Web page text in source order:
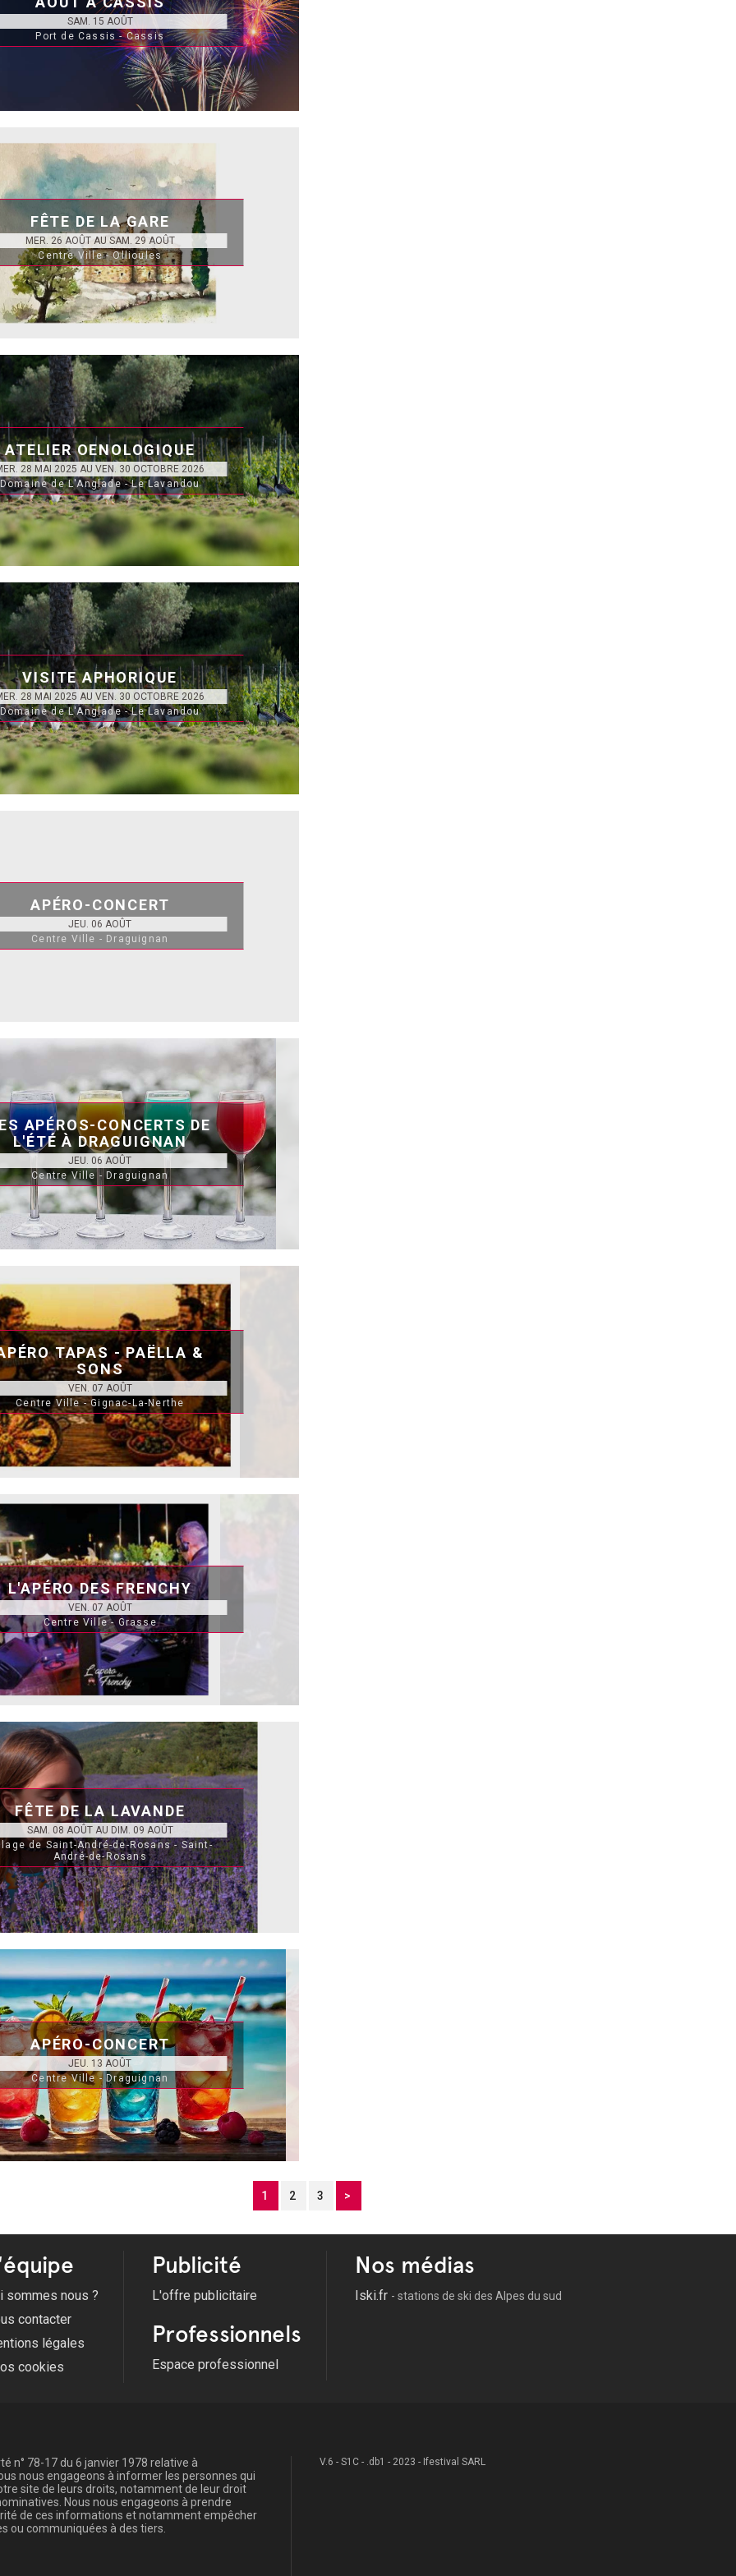
SAM. 15 AOÛT
Port de Cassis - Cassis
FÊTE DE LA GARE
MER. 26 AOÛT AU SAM. 29 AOÛT
Centre Ville - Ollioules
ATELIER OENOLOGIQUE
28 MAI 2025 AU VEN. 30 OCTOBRE 2026
Domaine de L'Anglade - Le Lavandou
VISITE APHORIQUE
28 MAI 2025 AU VEN. 30 OCTOBRE 2026
Domaine de L'Anglade - Le Lavandou
APÉRO-CONCERT
JEU. 06 AOÛT
Centre Ville - Draguignan
APÉROS-CONCERTS DE
L'ÉTÉ À DRAGUIGNAN
JEU. 06 AOÛT
Centre Ville - Draguignan
TAPAS - PAËLLA &
SONS
VEN. 07 AOÛT
Centre Ville - Gignac-La-Nerthe
L'APÉRO DES FRENCHY
VEN. 07 AOÛT
Centre Ville - Grasse
FÊTE DE LA LAVANDE
SAM. 08 AOÛT AU DIM. 09 AOÛT
de Saint-André-de-Rosans - Saint-
André-de-Rosans
APÉRO-CONCERT
JEU. 13 AOÛT
Centre Ville - Draguignan
1 2 3 >
sommes nous ?
contacter
légales
cookies
Publicité
L'offre publicitaire
Professionnels
Espace professionnel
Nos médias
Iski.fr - stations de ski des Alpes du sud
n° 78-17 du 6 janvier 1978 relative à
nous engageons à informer les personnes qui
site de leurs droits, notamment de leur droit
Nous nous engageons à prendre
de ces informations et notamment empêcher
ou communiquées à des tiers.
V.6 - S1C - .db1 - 2023 - Ifestival SARL